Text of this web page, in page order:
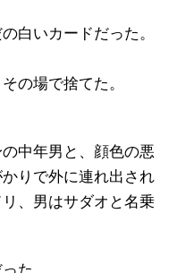
白いカードだった。
の場で捨てた。
中年男と、顔色の悪
りで外に連れ出され
、男はサダオと名乗